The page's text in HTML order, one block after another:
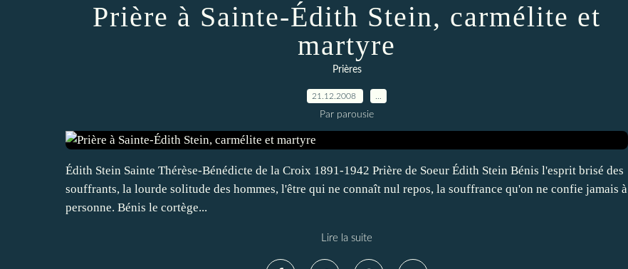
Prière à Sainte-Édith Stein, carmélite et
martyre
Prières
21.12.2008
Par parousie
Édith Stein Sainte Thérèse-Bénédicte de la Croix 1891-1942 Prière de Soeur Édith Stein Bénis l'esprit brisé des
souffrants, la lourde solitude des hommes, l'être qui ne connaît nul repos, la souffrance qu'on ne confie jamais à
personne. Bénis le cortège...
Lire la suite